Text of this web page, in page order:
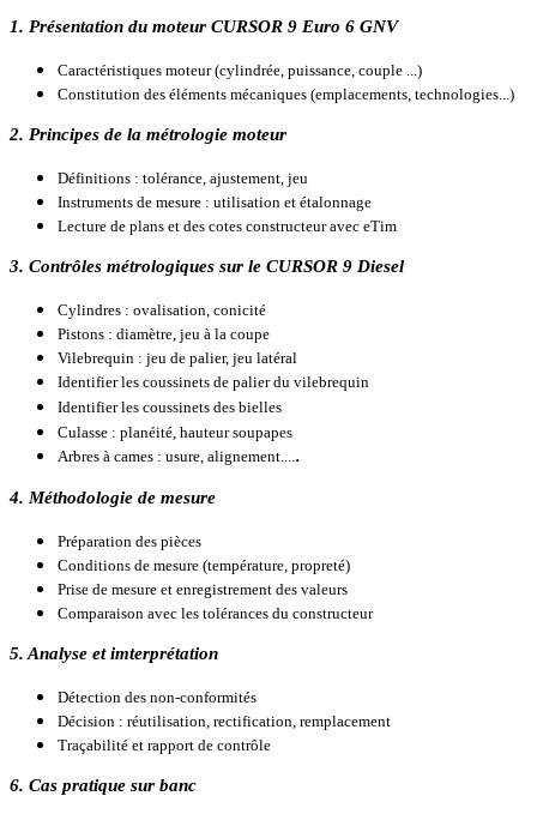
1. Présentation du moteur CURSOR 9 Euro 6 GNV
Caractéristiques moteur (cylindrée, puissance, couple ...)
Constitution des éléments mécaniques (emplacements, technologies...)
2. Principes de la métrologie moteur
Définitions : tolérance, ajustement, jeu
Instruments de mesure : utilisation et étalonnage
Lecture de plans et des cotes constructeur avec eTim
3. Contrôles métrologiques sur le CURSOR 9 Diesel
Cylindres : ovalisation, conicité
Pistons : diamètre, jeu à la coupe
Vilebrequin : jeu de palier, jeu latéral
Identifier les coussinets de palier du vilebrequin
Identifier les coussinets des bielles
Culasse : planéité, hauteur soupapes
Arbres à cames : usure, alignement.....
4. Méthodologie de mesure
Préparation des pièces
Conditions de mesure (température, propreté)
Prise de mesure et enregistrement des valeurs
Comparaison avec les tolérances du constructeur
5. Analyse et imterprétation
Détection des non-conformités
Décision : réutilisation, rectification, remplacement
Traçabilité et rapport de contrôle
6. Cas pratique sur banc